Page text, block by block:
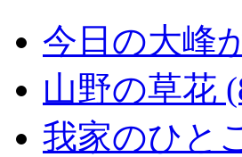
今日の大峰
山野の草花
我家のひと